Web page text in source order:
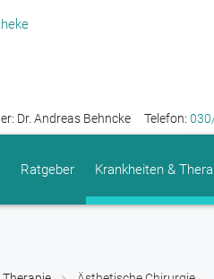
Dr. Andreas Behncke Telefon:
Ratgeber Krankheiten &